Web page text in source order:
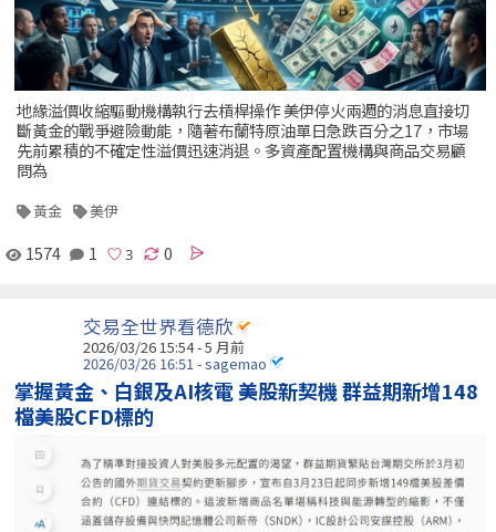
地緣溢價收縮驅動機構執行去槓桿操作 美伊停火兩週的消息直接切
斷黃金的戰爭避險動能，隨著布蘭特原油單日急跌百分之17，市場
先前累積的不確定性溢價迅速消退。多資產配置機構與商品交易顧
問為
黃金 美伊
1574 1 0
交易全世界看德欣
2026/03/26 15:54 - 5 月前
2026/03/26 16:51 - sagemao
掌握黃金、白銀及AI核電 美股新契機 群益期新增148
檔美股CFD標的